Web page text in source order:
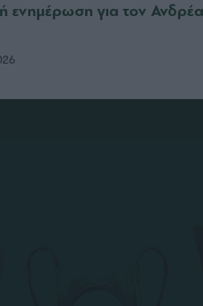
ενημέρωση για τον Ανδρέα